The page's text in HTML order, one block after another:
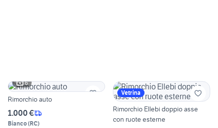
6
Rimorchio auto
1.000 €
Bianco(RC)
Vetrina
Rimorchio Ellebi doppio asse
con ruote esterne